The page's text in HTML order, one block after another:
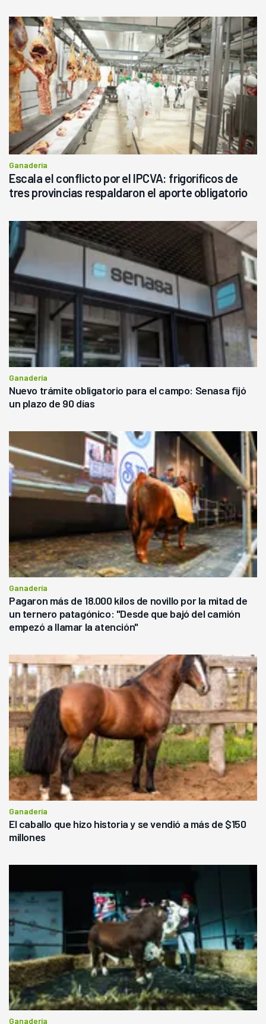
Ganadería
Escala el conflicto por el IPCVA: frigoríficos de
tres provincias respaldaron el aporte obligatorio
Ganadería
Nuevo trámite obligatorio para el campo: Senasa fijó
un plazo de 90 días
Ganadería
Pagaron más de 18.000 kilos de novillo por la mitad de
un ternero patagónico: "Desde que bajó del camión
empezó a llamar la atención"
Ganadería
El caballo que hizo historia y se vendió a más de $150
millones
Ganadería